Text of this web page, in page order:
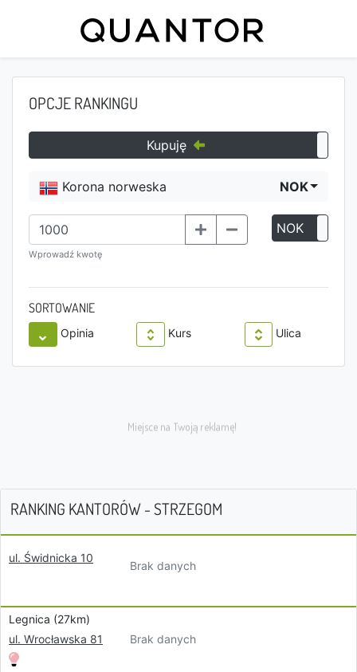
OPCJE RANKINGU
Kupuję
Korona norweska NOK
Wprowadź kwotę
NOK
SORTOWANIE
Opinia Kurs Ulica
RANKING KANTORÓW - STRZEGOM
ul. Świdnicka 10
Brak danych
Legnica (27km)
ul. Wrocławska 81
Brak danych